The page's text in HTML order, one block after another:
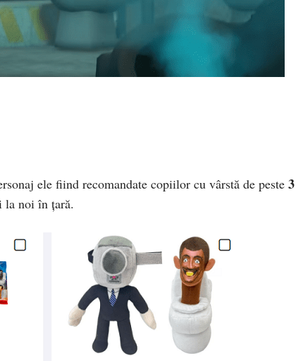
ele fiind recomandate copiilor cu vârstă de peste 3
la noi în țară.